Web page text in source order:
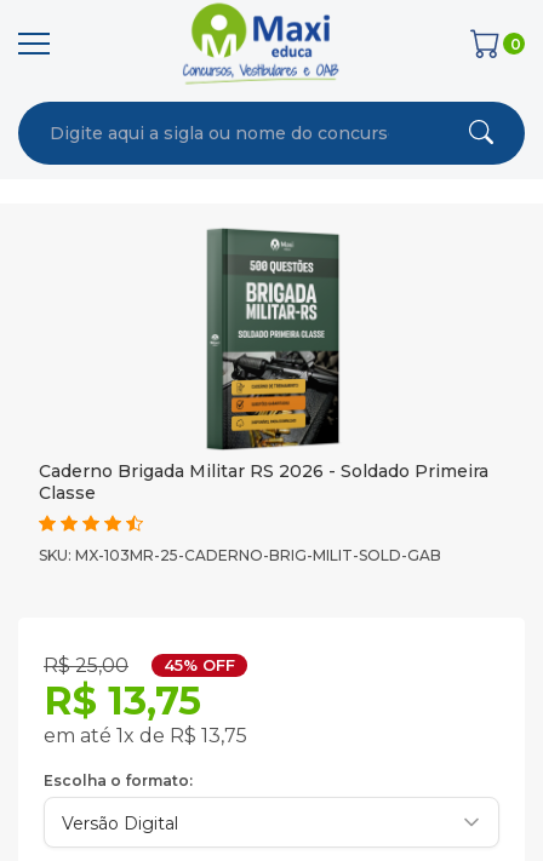
0
Caderno Brigada Militar RS 2026 - Soldado Primeira
Classe
SKU: MX-103MR-25-CADERNO-BRIG-MILIT-SOLD-GAB
R$ 25,00 45% OFF
R$ 13,75
em até 1x de R$ 13,75
Escolha o formato: